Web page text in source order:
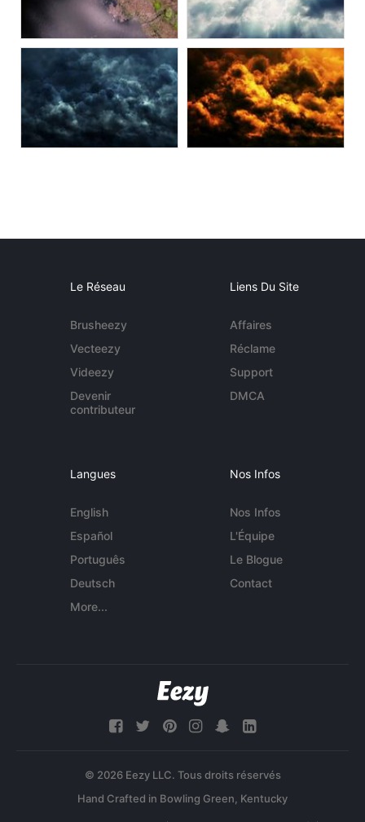
Le Réseau
Brusheezy
Vecteezy
Videezy
Devenir
contributeur
Liens Du Site
Affaires
Réclame
Support
DMCA
Langues
English
Español
Português
Deutsch
More...
Nos Infos
Nos Infos
L'Équipe
Le Blogue
Contact
© 2026 Eezy LLC. Tous droits réservés